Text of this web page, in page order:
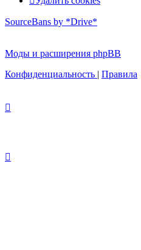
SourceBans by *Drive*
Моды и расширения phpBB
Конфиденциальность | Правила